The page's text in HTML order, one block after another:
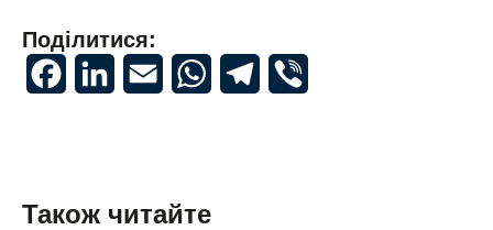
Поділитися:
FacebookLinkedInEmail WhatsAppTelegram
Також читайте